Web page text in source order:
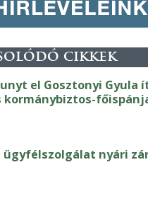
cikkek
el Gosztonyi Gyula
kormánybiztos-
ügyfélszolgálat nyári